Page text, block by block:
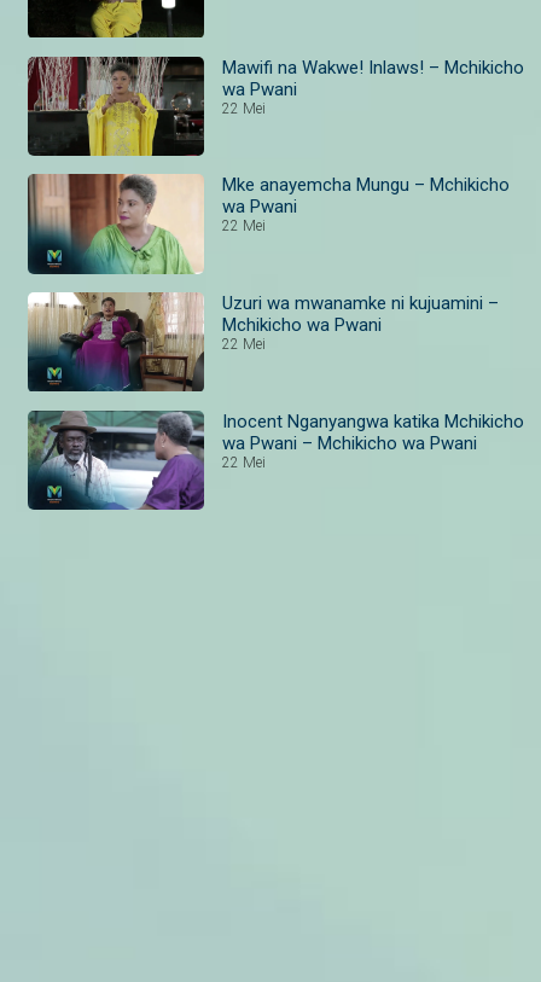
Mawifi na Wakwe! Inlaws! – Mchikicho
wa Pwani
22 Mei
Mke anayemcha Mungu – Mchikicho
wa Pwani
22 Mei
Uzuri wa mwanamke ni kujuamini –
Mchikicho wa Pwani
22 Mei
Inocent Nganyangwa katika Mchikicho
wa Pwani – Mchikicho wa Pwani
22 Mei